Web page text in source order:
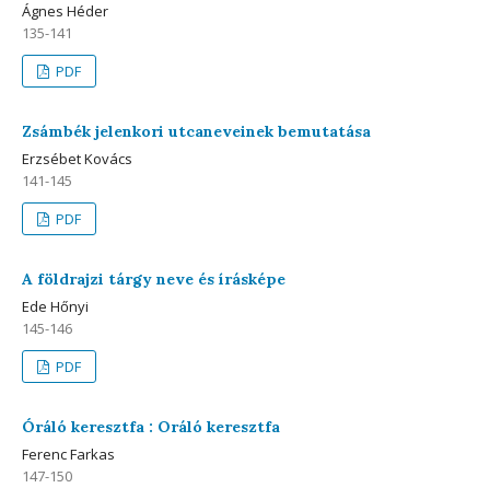
Ágnes Héder
135-141
PDF
Zsámbék jelenkori utcaneveinek bemutatása
Erzsébet Kovács
141-145
PDF
A földrajzi tárgy neve és írásképe
Ede Hőnyi
145-146
PDF
Óráló keresztfa : Oráló keresztfa
Ferenc Farkas
147-150